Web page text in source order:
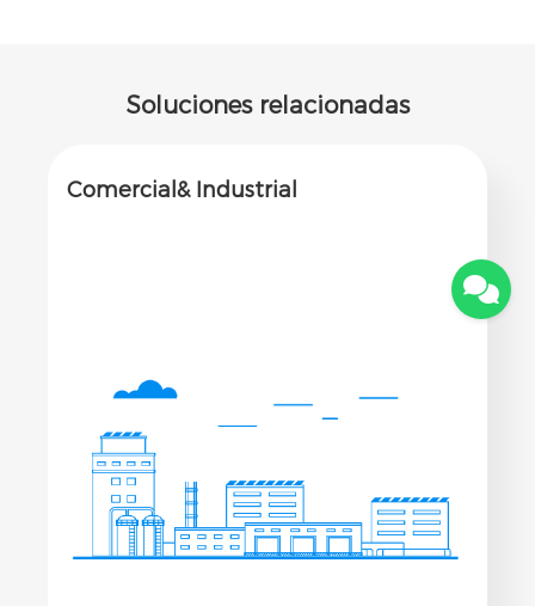
Soluciones relacionadas
Comercial& Industrial